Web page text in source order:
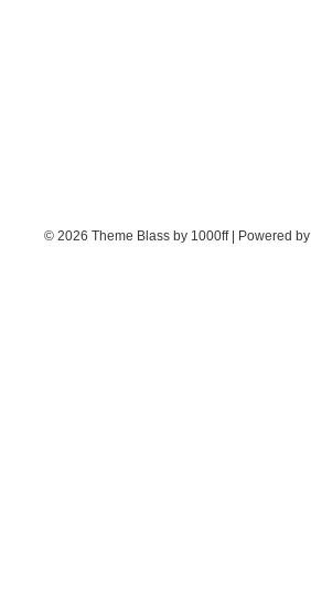
© 2026 Theme Blass by 1000ff | Powered by